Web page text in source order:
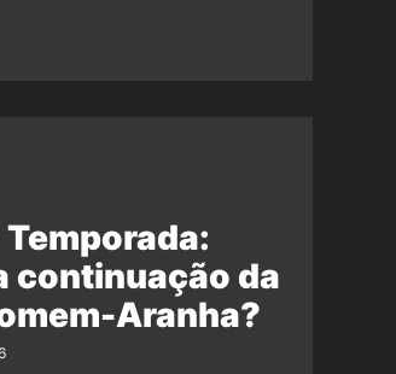
continuação da
Aranha?